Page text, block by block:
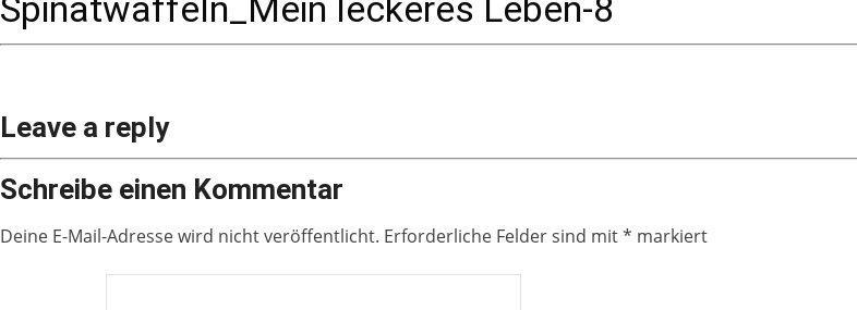
Spinatwaffeln_Mein leckeres Leben-8
Leave a reply
Schreibe einen Kommentar
Deine E-Mail-Adresse wird nicht veröffentlicht. Erforderliche Felder sind mit* markiert